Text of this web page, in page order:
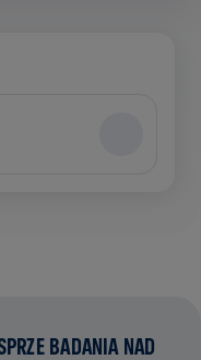
BADANIA NAD